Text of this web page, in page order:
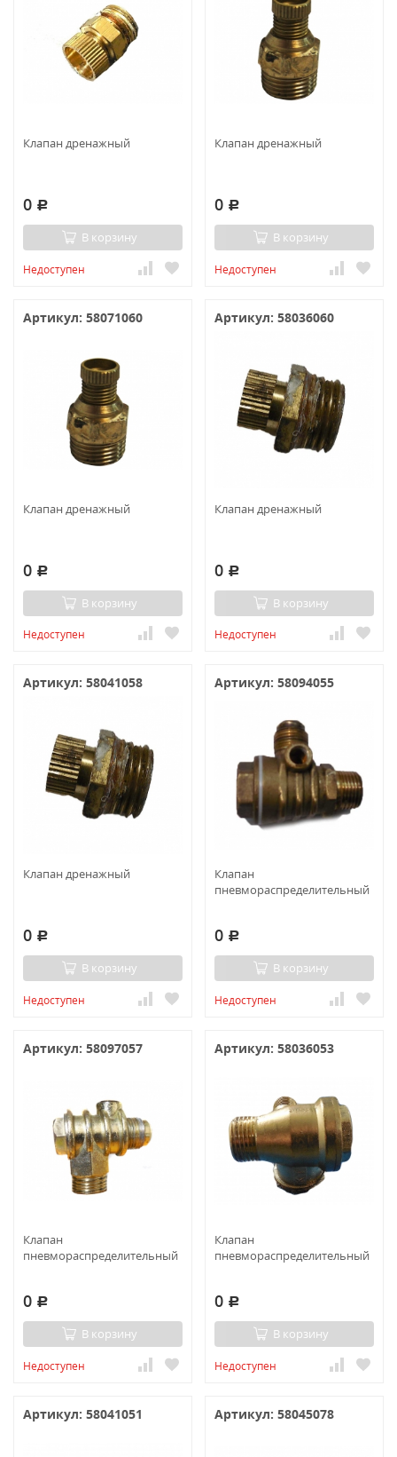
Клапан дренажный
0 Р
В корзину
Недоступен
Клапан дренажный
0 Р
В корзину
Недоступен
Артикул: 58071060
Клапан дренажный
0 Р
В корзину
Недоступен
Артикул: 58036060
Клапан дренажный
0 Р
В корзину
Недоступен
Артикул: 58041058
Клапан дренажный
0 Р
В корзину
Недоступен
Артикул: 58094055
Клапан
пневмораспределительный
0 Р
В корзину
Недоступен
Артикул: 58097057
Клапан
пневмораспределительный
0 Р
В корзину
Недоступен
Артикул: 58036053
Клапан
пневмораспределительный
0 Р
В корзину
Недоступен
Артикул: 58041051 Артикул: 58045078